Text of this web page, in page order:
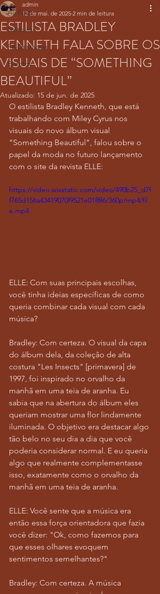
All Posts
Notícias
Fã-Destaque
Eventos
ESTILISTA BRADLEY
KENNETH FALA SOBRE OS
VISUAIS DE “SOMETHING
BEAUTIFUL”
admin
12 de mai. de 2025 2 min de leitura
Atualizado: 15 de jun. de 2025
O estilista Bradley Kenneth, que está
trabalhando com Miley Cyrus nos
visuais do novo álbum visual
“Something Beautiful”, falou sobre o
papel da moda no futuro lançamento
com o site da revista ELLE:
https://video.wixstatic.com/video/490b25_d7f
f765d156a43419070f9521e01f8f6/360p/mp4/fil
e.mp4
ELLE: Com suas principais escolhas,
você tinha ideias específicas de como
queria combinar cada visual com cada
música?
Bradley: Com certeza. O visual da capa
do álbum dela, da coleção de alta
costura "Les Insects" [primavera] de
1997, foi inspirado no orvalho da
manhã em uma teia de aranha. Eu
sabia que na abertura do álbum eles
queriam mostrar uma flor lindamente
iluminada. O objetivo era destacar algo
tão belo no seu dia a dia que você
poderia considerar normal. E eu queria
algo que realmente complementasse
isso, exatamente como o orvalho da
manhã em uma teia de aranha.
ELLE: Você sente que a música era
então essa força orientadora que fazia
você dizer: "Ok, como fazemos para
que esses olhares evoquem
sentimentos semelhantes?"
Bradley: Com certeza. A música